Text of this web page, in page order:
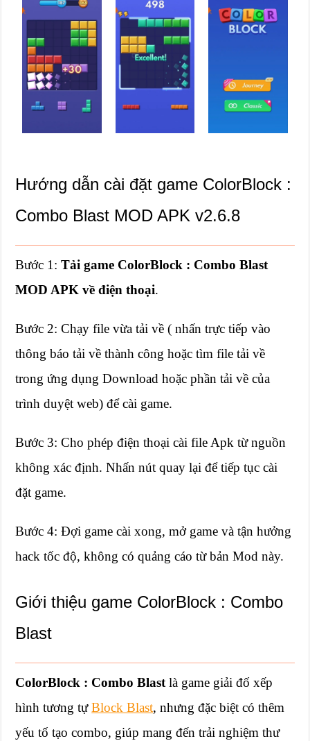
Hướng dẫn cài đặt game ColorBlock :
Combo Blast MOD APK v2.6.8
Bước 1:Tải game ColorBlock : Combo Blast
MOD APK về điện thoại.
Bước 2: Chạy file vừa tải về ( nhấn trực tiếp vào
thông báo tải về thành công hoặc tìm file tải về
trong ứng dụng Download hoặc phần tải về của
trình duyệt web) để cài game.
Bước 3: Cho phép điện thoại cài file Apk từ nguồn
không xác định. Nhấn nút quay lại để tiếp tục cài
đặt game.
Bước 4: Đợi game cài xong, mở game và tận hưởng
hack tốc độ, không có quảng cáo từ bản Mod này.
Giới thiệu game ColorBlock : Combo
Blast
ColorBlock : Combo Blast là game giải đố xếp
hình tương tựBlock Blast, nhưng đặc biệt có thêm
yếu tố tạo combo, giúp mang đến trải nghiệm thư